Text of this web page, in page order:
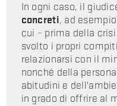
In ogni caso, il
concreti, ad
cui – prima della
svolto i propri
relazionarsi con il
nonché della
abitudini e
in grado di offrire al